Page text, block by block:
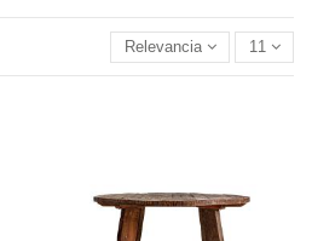
Relevancia 11